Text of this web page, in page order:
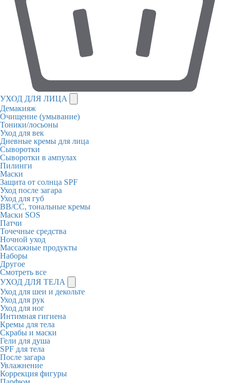
УХОД ДЛЯ ЛИЦА
Демакияж
Очищение (умывание)
Тоники/лосьоны
Уход для век
Дневные кремы для лица
Сыворотки
Сыворотки в ампулах
Пилинги
Маски
Защита от солнца SPF
Уход после загара
Уход для губ
BB/CC, тональные кремы
Маски SOS
Патчи
Точечные средства
Ночной уход
Массажные продукты
Наборы
Другое
Смотреть все
УХОД ДЛЯ ТЕЛА
Уход для шеи и декольте
Уход для рук
Уход для ног
Интимная гигиена
Кремы для тела
Скрабы и маски
Гели для душа
SPF для тела
После загара
Увлажнение
Коррекция фигуры